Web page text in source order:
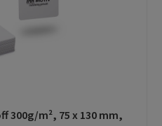
von 0 von 5 Sternen
300g/m², 75 x 130 mm,